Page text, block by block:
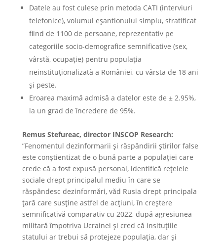
Datele au fost culese prin metoda CATI (interviuri
telefonice), volumul eșantionului simplu, stratificat
fiind de 1100 de persoane, reprezentativ pe
categoriile socio-demografice semnificative (sex,
vârstă, ocupație) pentru populația
neinstituționalizată a României, cu vârsta de 18 ani
și peste.
Eroarea maximă admisă a datelor este de ± 2.95%,
la un grad de încredere de 95%.
Remus Stefureac, director INSCOP Research:
”Fenomentul dezinformarii și răspândirii știrilor false
este conștientizat de o bună parte a populației care
crede că a fost expusă personal, identifică rețelele
sociale drept principalul mediu în care se
răspândesc dezinformări, văd Rusia drept principala
țară care susține astfel de acțiuni, în creștere
semnificativă comparativ cu 2022, după agresiunea
militară împotriva Ucrainei și cred că insituțiile
statului ar trebui să protejeze populația, dar și